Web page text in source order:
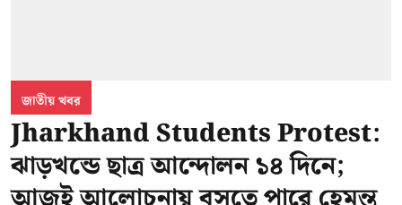
জাতীয় খবর
Jharkhand Students Protest:
ঝাড়খন্ডে ছাত্র আন্দোলন ১৪ দিনে;